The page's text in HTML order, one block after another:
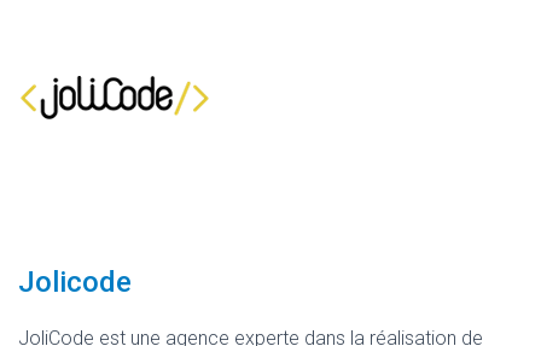
Jolicode
JoliCode est une agence experte dans la réalisation de